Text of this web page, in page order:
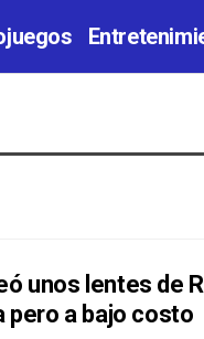
unos lentes de
pero a bajo costo